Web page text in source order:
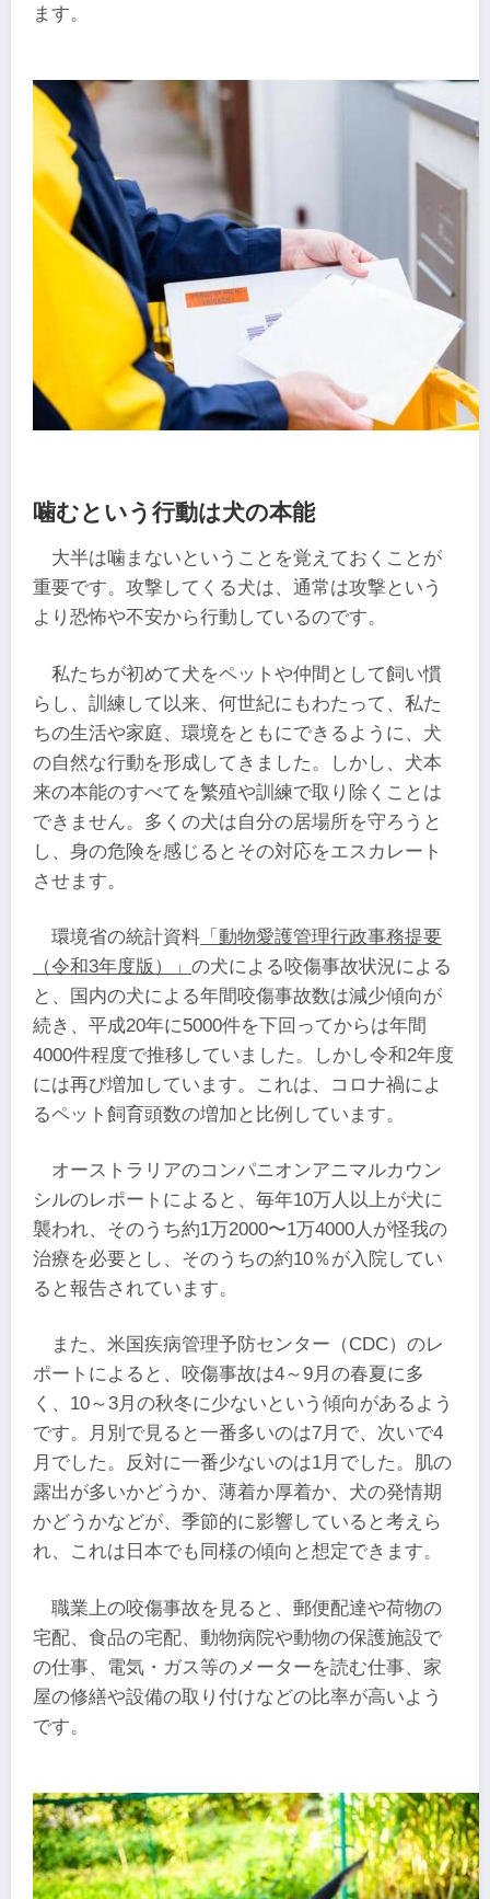
ます。
噛むという行動は犬の本能
大半は噛まないということを覚えておくことが
重要です。攻撃してくる犬は、通常は攻撃という
より恐怖や不安から行動しているのです。
私たちが初めて犬をペットや仲間として飼い慣
らし、訓練して以来、何世紀にもわたって、私た
ちの生活や家庭、環境をともにできるように、犬
の自然な行動を形成してきました。しかし、犬本
来の本能のすべてを繁殖や訓練で取り除くことは
できません。多くの犬は自分の居場所を守ろうと
し、身の危険を感じるとその対応をエスカレート
させます。
環境省の統計資料 「動物愛護管理行政事務提要
（令和3年度版）」 の犬による咬傷事故状況による
と、国内の犬による年間咬傷事故数は減少傾向が
続き、平成20年に5000件を下回ってからは年間
4000件程度で推移していました。しかし令和2年度
には再び増加しています。これは、コロナ禍によ
るペット飼育頭数の増加と比例しています。
オーストラリアのコンパニオンアニマルカウン
シルのレポートによると、毎年10万人以上が犬に
襲われ、そのうち約1万2000〜1万4000人が怪我の
治療を必要とし、そのうちの約10％が入院してい
ると報告されています。
また、米国疾病管理予防センター（CDC）のレ
ポートによると、咬傷事故は4～9月の春夏に多
く、10～3月の秋冬に少ないという傾向があるよう
です。月別で見ると一番多いのは7月で、次いで4
月でした。反対に一番少ないのは1月でした。肌の
露出が多いかどうか、薄着か厚着か、犬の発情期
かどうかなどが、季節的に影響していると考えら
れ、これは日本でも同様の傾向と想定できます。
職業上の咬傷事故を見ると、郵便配達や荷物の
宅配、食品の宅配、動物病院や動物の保護施設で
の仕事、電気・ガス等のメーターを読む仕事、家
屋の修繕や設備の取り付けなどの比率が高いよう
です。